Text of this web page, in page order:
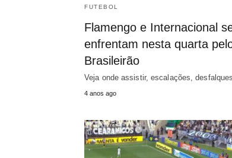
FUTEBOL
Flamengo e Internacional
enfrentam nesta quarta
Brasileirão
Veja onde assistir, escalações,
4 anos ago